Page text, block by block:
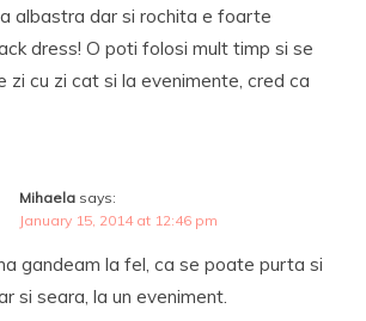
albastra dar si rochita e foarte
dress! O poti folosi mult timp si se
cu zi cat si la evenimente, cred ca
Mihaela says:
January 15, 2014 at 12:46 pm
gandeam la fel, ca se poate purta si
si seara, la un eveniment.